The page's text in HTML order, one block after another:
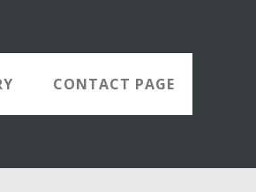
CONTACT PAGE